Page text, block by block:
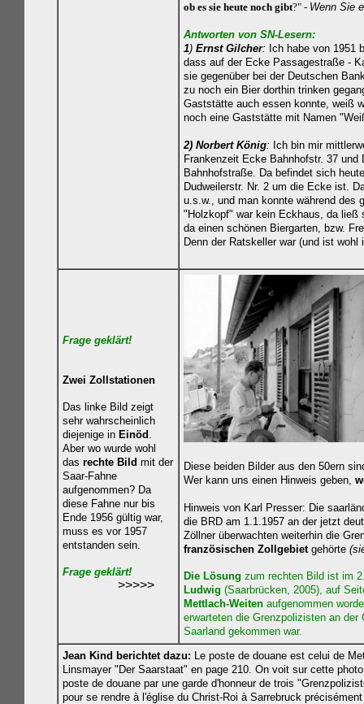
ob es sie heute noch gibt?" - Wenn Sie
Antworten von SN-Lesern:
1) Ernst Gilcher: Ich habe von 1951
dass auf der Ecke Passagestraße -
sie gegenüber bei der Deutschen
zu noch ein Bier dorthin trinken
Gaststätte auch essen konnte, weiß
noch eine Gaststätte mit Namen
2) Norbert König: Ich bin mir
Frankenzeit Ecke Bahnhofstr. 37
Bahnhofstraße. Da befindet sich
Dudweilerstr. Nr. 2 um die Ecke ist.
u.s.w., und man konnte während des
"Holzkopf" war kein Eckhaus, da ließ
da einen schönen Biergarten, bzw.
Denn der Ratskeller war (und ist
Frage geklärt!
Zwei Zollstationen
Das linke Bild zeigt
sehr wahrscheinlich
diejenige in Einöd .
Aber wo wurde wohl
das rechte Bild mit der
Saar-Fahne
aufgenommen? Da
diese Fahne nur bis
Ende 1956 gültig war,
muss es vor 1957
entstanden sein.
Frage geklärt!
>>>>>
Diese beiden Bilder aus den 50ern
Wer kann uns einen Hinweis geben,
Hinweis von Karl Presser: Die
die BRD am 1.1.1957 an der jetzt
Zöllner überwachten weiterhin die
französischen Zollgebietgehörte
Die Lösung zum rechten Bild ist im
Ludwig (Saarbrücken, 2005), auf
Mettlach-Weiten aufgenommen
erwarteten die Grenzpolizisten an
Saarland gekommen war.
Jean Kind berichtet dazu: Le poste de douane est celui de
Linsmayer "Der Saarstaat" en page 210. On voit sur cette
poste de douane par une garde d'honneur de trois
pour se rendre à l'église du Christ-Roi à Sarrebruck